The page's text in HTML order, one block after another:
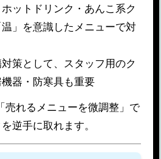
ットドリンク・あんこ系ク
」を意識したメニューで対
策として、スタッフ用のク
器・防寒具も重要
売れるメニューを微調整」で
逆手に取れます。